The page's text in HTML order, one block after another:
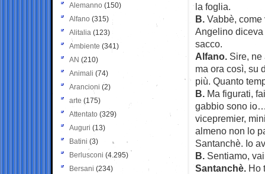
la foglia.
B. Vabbè, come
Angelino
sacco.
Alfano. Sire, ne
ma ora così, su
più. Quanto
B. Ma figurati,
gabbio sono
vicepremier,
almeno non lo
Santanchè. Io
B. Sentiamo,
Santanchè. Ho
Alemanno (150)
Alfano (315)
Alitalia (123)
Ambiente (341)
AN (210)
Animali (74)
Arancioni (2)
arte (175)
Attentato (329)
Auguri (13)
Batini (3)
Berlusconi (4.295)
Bersani (234)